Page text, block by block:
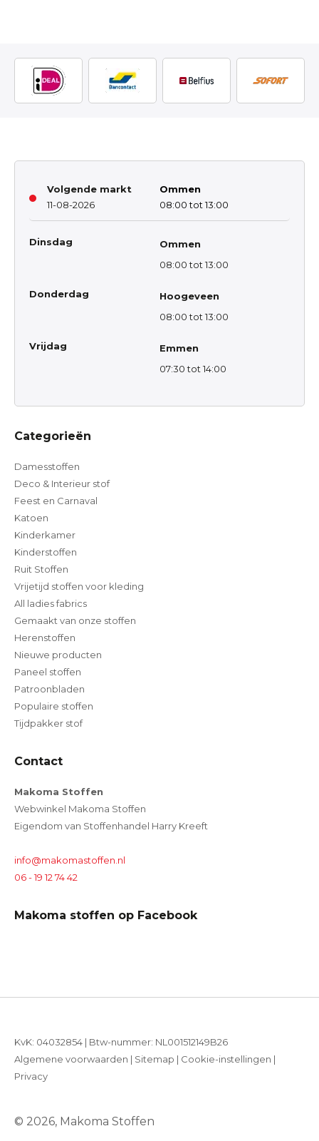
Volgende markt
11-08-2026
Ommen
08:00 tot 13:00
Dinsdag
Ommen
08:00 tot 13:00
Donderdag
Hoogeveen
08:00 tot 13:00
Vrijdag
Emmen
07:30 tot 14:00
Categorieën
Damesstoffen
Deco & Interieur stof
Feest en Carnaval
Katoen
Kinderkamer
Kinderstoffen
Ruit Stoffen
Vrijetijd stoffen voor kleding
All ladies fabrics
Gemaakt van onze stoffen
Herenstoffen
Nieuwe producten
Paneel stoffen
Patroonbladen
Populaire stoffen
Tijdpakker stof
Contact
Makoma Stoffen
Webwinkel Makoma Stoffen
Eigendom van Stoffenhandel Harry Kreeft
info@makomastoffen.nl
06 - 19 12 74 42
Makoma stoffen op Facebook
© 2026, Makoma Stoffen
KvK: 04032854 | Btw-nummer: NL001512149B26
Algemene voorwaarden | Sitemap | Cookie-instellingen |
Privacy